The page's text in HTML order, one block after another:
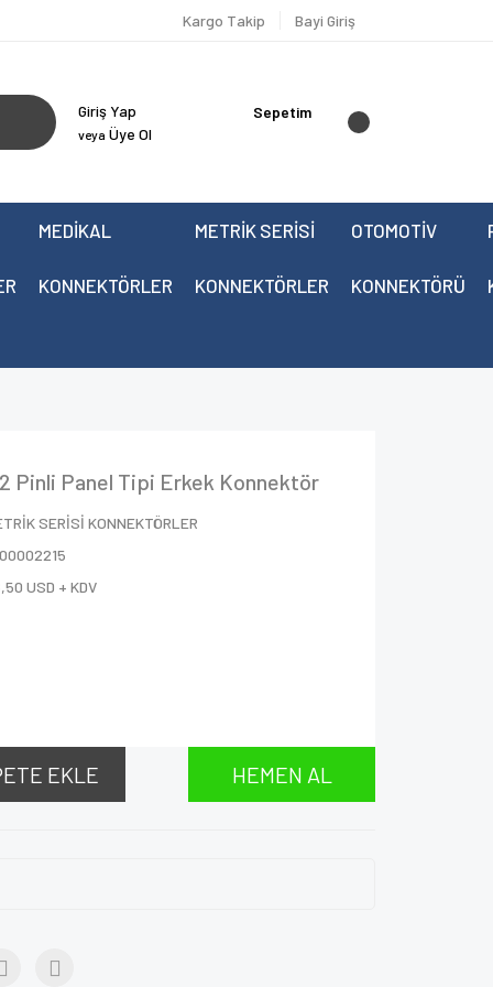
Kargo Takip Bayi Giriş
Giriş Yap
veya Üye Ol
Sepetim
MEDİKAL
KONNEKTÖRLER
METRİK SERİSİ
KONNEKTÖRLER
OTOMOTİV
KONNEKTÖRÜ
Pinli Panel Tipi Erkek Konnektör
SERİSİ KONNEKTÖRLER
USD + KDV
EKLE HEMEN AL